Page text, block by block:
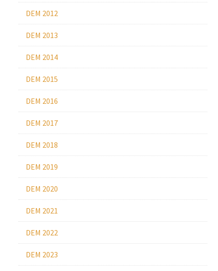
DEM 2012
DEM 2013
DEM 2014
DEM 2015
DEM 2016
DEM 2017
DEM 2018
DEM 2019
DEM 2020
DEM 2021
DEM 2022
DEM 2023